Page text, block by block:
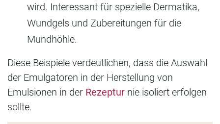
wird. Interessant für spezielle Dermatika,
Wundgels und Zubereitungen für die
Mundhöhle.
Diese Beispiele verdeutlichen, dass die Auswahl
der Emulgatoren in der Herstellung von
Emulsionen in der Rezeptur nie isoliert erfolgen
sollte.